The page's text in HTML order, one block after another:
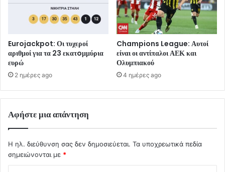
Eurojackpot: Οι τυχεροί
αριθμοί για τα 23 εκατoμμύρια
ευρώ
2 ημέρες ago
Champions League: Αυτοί
είναι οι αντίπαλοι ΑΕΚ και
Ολυμπιακού
4 ημέρες ago
Αφήστε μια απάντηση
Η ηλ. διεύθυνση σας δεν δημοσιεύεται. Τα υποχρεωτικά πεδία
σημειώνονται με *